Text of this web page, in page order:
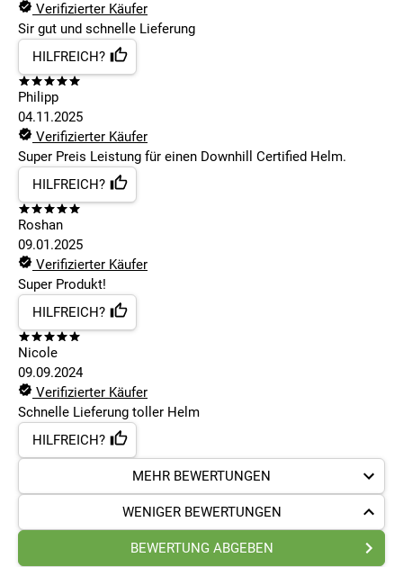
Verifizierter Käufer
Sir gut und schnelle Lieferung
HILFREICH?
Philipp
04.11.2025
Verifizierter Käufer
Super Preis Leistung für einen Downhill Certified Helm.
HILFREICH?
Roshan
09.01.2025
Verifizierter Käufer
Super Produkt!
HILFREICH?
Nicole
09.09.2024
Verifizierter Käufer
Schnelle Lieferung toller Helm
HILFREICH?
MEHR BEWERTUNGEN
WENIGER BEWERTUNGEN
BEWERTUNG ABGEBEN